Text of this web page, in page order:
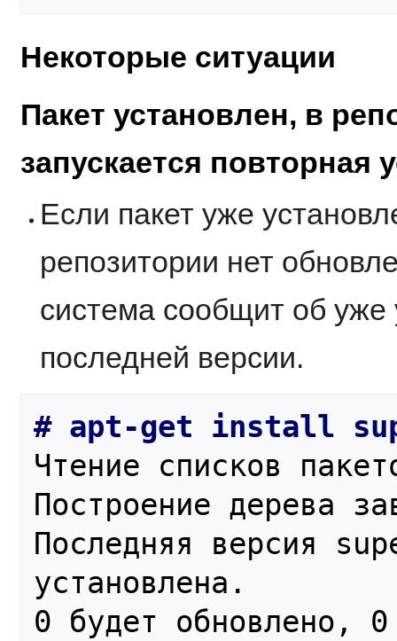
Некоторые ситуации
Пакет установлен, в
запускается повторная
Если пакет уже
репозитории нет
система сообщит об уже
последней версии.
Чтение списков
Построение дерева
Последняя версия
установлена.
0 будет обновлено,